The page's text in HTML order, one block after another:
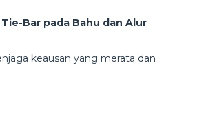
Bar pada Bahu dan Alur
keausan yang merata dan